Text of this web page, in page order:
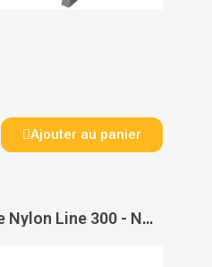
Ajouter au panier
Barre d'appui droite Nylon Line 300 - NORMBAU